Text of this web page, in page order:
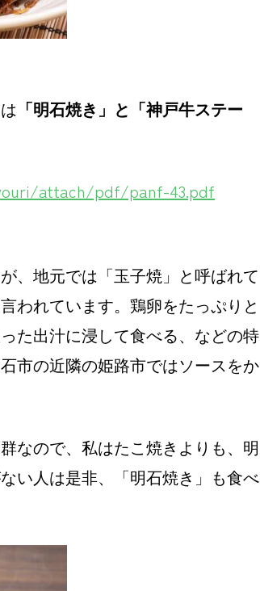
「明石焼き」と「神戸牛ステー
attach/pdf/panf-43.pdf
、地元では「玉子焼」と呼ばれて
われています。鶏卵をたっぷりと
た出汁に浸して食べる、などの特
市の近隣の姫路市ではソースをか
なので、私はたこ焼きよりも、明
い人は是非、「明石焼き」も食べ